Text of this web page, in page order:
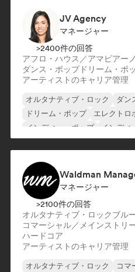
JV Agency
マネージャー
>2400件の回答
アフロ・ハウス／アマピアーノ
ダンス・ポップドリーム・ポ
アーティストのキャリア管理
オルタナティブ・ロック
ダン
ドリーム・ポップ
エレクトロ
インディー・ポップ
インディ
Waldman
マネージャー
>2100件の回答
オルタナティブ・ロックブル
コマーシャル／メインストリ
ハードコア
アーティストのキャリア管理
オルタナティブ・ロック
コマ